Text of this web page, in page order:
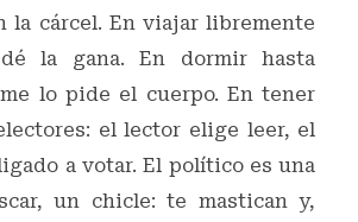
la cárcel. En viajar libremente
la gana. En dormir hasta
lo pide el cuerpo. En tener
el lector elige leer, el
a votar. El político es una
un chicle: te mastican y,